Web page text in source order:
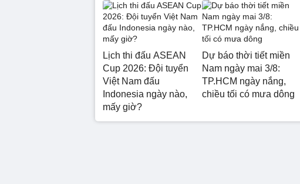
Lịch thi đấu ASEAN
Cup 2026: Đội tuyển
Việt Nam đấu
Indonesia ngày nào,
mấy giờ?
Dự báo thời tiết miền
Nam ngày mai 3/8:
TP.HCM ngày nắng,
chiều tối có mưa dông